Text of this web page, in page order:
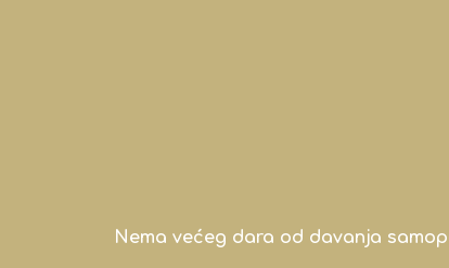
Nema većeg dara od davanja